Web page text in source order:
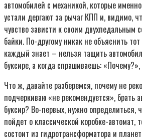
автомобилей с механикой, которые
устали дергают за рычаг КПП и, видимо,
чувство зависти к своим двухпедальным
байки. По-другому никак не объяснить
каждый знает – нельзя тащить
буксире, а когда спрашиваешь:
Что ж, давайте разберемся, почему не
подчеркиваю «не рекомендуется», брать
буксир? Во-первых, нужно определиться,
пойдет о классической коробке-автомат,
состоит из гидротрансформатора и